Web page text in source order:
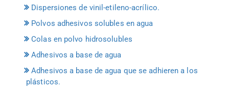
Dispersiones de vinil-etileno-acrílico.
Polvos adhesivos solubles en agua
Colas en polvo hidrosolubles
Adhesivos a base de agua
Adhesivos a base de agua que se adhieren a los
plásticos.